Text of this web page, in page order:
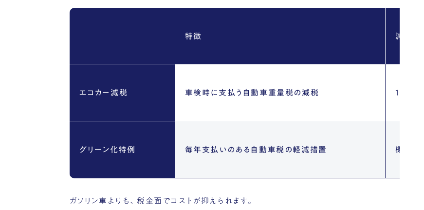
特徴 減税率
エコカー減税 車検時に支払う自動車重量税の減税 100％
グリーン化特例 毎年支払いのある自動車税の軽減措置 概ね75
ガソリン車よりも、税金面でコストが抑えられます。